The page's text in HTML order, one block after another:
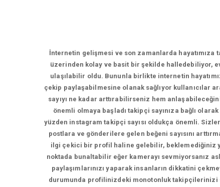
İnternetin gelişmesi ve son zamanlarda hayatımıza
üzerinden kolay ve basit bir şekilde halledebiliyor,
ulaşılabilir oldu. Bununla birlikte internetin
çekip paylaşabilmesine olanak sağlıyor kullanıcılar
sayıyı ne kadar arttırabilirseniz hem
önemli olmaya başladı takipçi sayınıza bağlı
yüzden instagram takipçi sayısı oldukça önemli.
postlara ve gönderilere gelen beğeni sayısını
ilgi çekici bir profil haline gelebilir, beklemediğiniz
noktada bunaltabilir eğer kamerayı sevmiyorsanız
paylaşımlarınızı yaparak insanların dikkatini
durumunda profilinizdeki monotonluk takipçilerinizi